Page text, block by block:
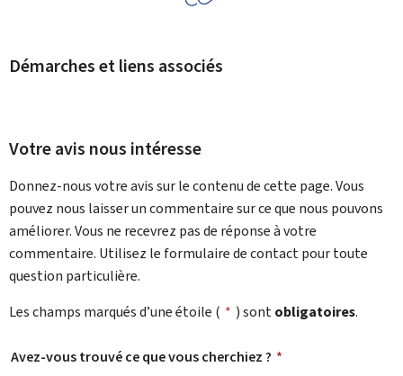
Démarches et liens associés
Votre avis nous intéresse
Donnez-nous votre avis sur le contenu de cette page. Vous
pouvez nous laisser un commentaire sur ce que nous pouvons
améliorer. Vous ne recevrez pas de réponse à votre
commentaire. Utilisez le formulaire de contact pour toute
question particulière.
Les champs marqués d’une étoile ( * ) sontobligatoires.
Avez-vous trouvé ce que vous cherchiez ? *